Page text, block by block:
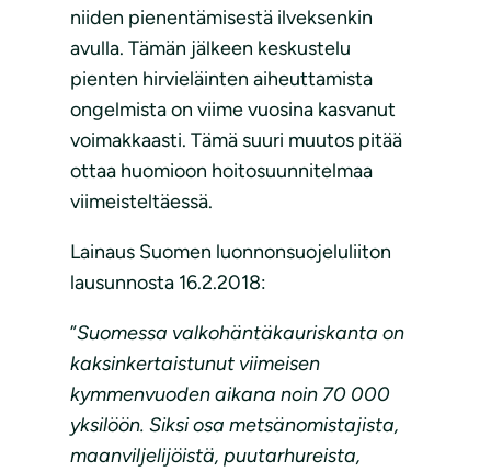
niiden pienentämisestä ilveksenkin
avulla. Tämän jälkeen keskustelu
pienten hirvieläinten aiheuttamista
ongelmista on viime vuosina kasvanut
voimakkaasti. Tämä suuri muutos pitää
ottaa huomioon hoitosuunnitelmaa
viimeisteltäessä.
Lainaus Suomen luonnonsuojeluliiton
lausunnosta 16.2.2018:
”Suomessa valkohäntäkauriskanta on
kaksinkertaistunut viimeisen
kymmenvuoden aikana noin 70 000
yksilöön. Siksi osa metsänomistajista,
maanviljelijöistä, puutarhureista,